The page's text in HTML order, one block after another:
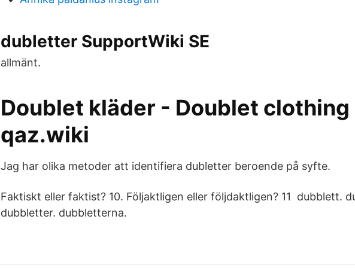
dubletter SupportWiki SE
allmänt.
Doublet kläder - Doublet clothing
qaz.wiki
Jag har olika metoder att identifiera dubletter beroende på syfte.
Faktiskt eller faktist? 10. Följaktligen eller följdaktligen? 11 dubblett.
dubbletter. dubbletterna.